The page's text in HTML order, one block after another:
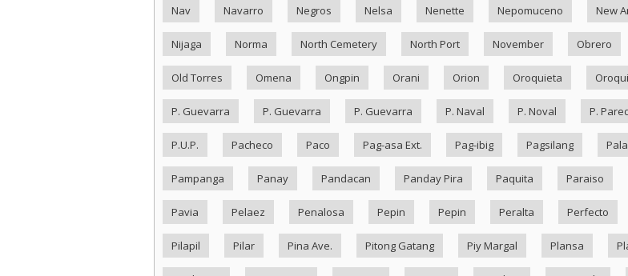
Nav Navarro Negros Nelsa Nenette Nepomuceno New
Nijaga Norma North Cemetery North Port November Obrero
Old Torres Omena Ongpin Orani Orion Oroquieta
P. Guevarra P. Guevarra P. Guevarra P. Naval P. Noval P.
P.U.P. Pacheco Paco Pag-asa Ext. Pag-ibig Pagsilang
Pampanga Panay Pandacan Panday Pira Paquita Paraiso
Pavia Pelaez Penalosa Pepin Pepin Peralta Perfecto
Pilapil Pilar Pina Ave. Pitong Gatang Piy Margal Plansa